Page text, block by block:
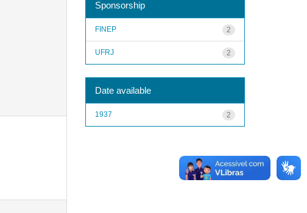
Sponsorship
2
FINEP
2
UFRJ
Date available
2
1937